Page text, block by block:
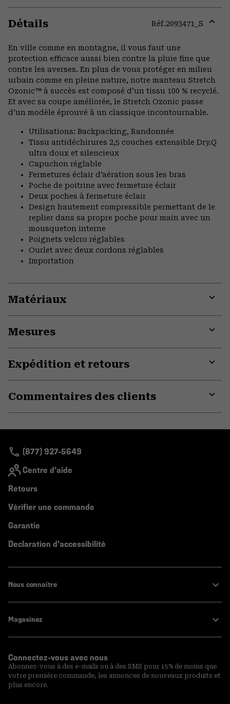
Détails Réf.2093471_S
En ville comme en montagne, il vous faut une
protection efficace aussi bien contre la pluie fine que
contre les averses. En plus de vous protéger en milieu
urbain comme en pleine nature, notre manteau Stretch
Ozonic™ à succès est composé d’un tissu 100 % recyclé.
Et avec sa coupe améliorée, le Stretch Ozonic passe
d’un modèle éprouvé à un classique incontournable.
Utilisations: Backpacking, Randonnée
Tissu antidéchirures 2,5 couches extensible Dry.Q
ultra doux et silencieux
Capuchon réglable
Fermetures éclair d’aération sous les bras
Poche de poitrine avec fermeture éclair
Deux poches à fermeture éclair
Design hautement compressible permettant de le
replier dans sa propre poche pour main avec un
mousqueton interne
Poignets velcro réglables
Ourlet avec deux cordons réglables
Importation
Matériaux
Mesures
Expédition et retours
Commentaires des clients
(877) 927-5649
Centre d'aide
Retours
Vérifier une commande
Garantie
Declaration d'accessibilité
Nous connaitre
Magasinez
Connectez-vous avec nous
Abonnez-vous à des e-mails ou à des SMS pour 15% de moins que
votre première commande, les annonces de nouveaux produits et
plus encore.